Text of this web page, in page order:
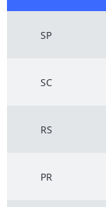
SP
SC
RS
PR